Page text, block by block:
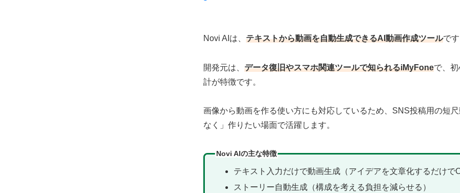
Novi AIは、 テキストから動画を自動生成できるAI動画作成ツールで
開発元は、 データ復旧やスマホ関連ツールで知られるiMyFoneで、
計が特徴です。
画像から動画を作る使い方にも対応しているため、SNS投稿用の短
なく」作りたい場面で活躍します。
Novi AIの主な特徴
テキスト入力だけで動画生成（アイデアを文章化するだけで
ストーリー自動生成（構成を考える負担を減らせる）